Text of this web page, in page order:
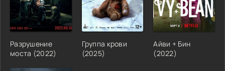
Разрушение
моста (2022)
Группа крови
(2025)
Айви + Бин
(2022)